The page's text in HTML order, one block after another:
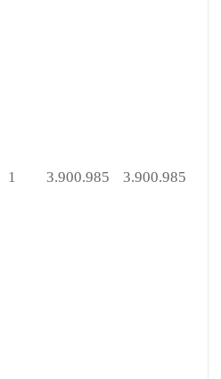
1 3.900.985 3.900.985